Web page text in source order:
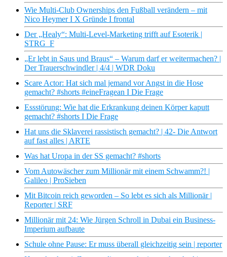
Wie Multi-Club Ownerships den Fußball verändern – mit
Nico Heymer I X Gründe I frontal
Der „Healy“: Multi-Level-Marketing trifft auf Esoterik |
STRG_F
„Er lebt in Saus und Braus“ – Warum darf er weitermachen? |
Der Trauerschwindler | 4/4 | WDR Doku
Scare Actor: Hat sich mal jemand vor Angst in die Hose
gemacht? #shorts #eineFragean I Die Frage
Essstörung: Wie hat die Erkrankung deinen Körper kaputt
gemacht? #shorts I Die Frage
Hat uns die Sklaverei rassistisch gemacht? | 42- Die Antwort
auf fast alles | ARTE
Was hat Uropa in der SS gemacht? #shorts
Vom Autowäscher zum Millionär mit einem Schwamm?! |
Galileo | ProSieben
Mit Bitcoin reich geworden – So lebt es sich als Millionär |
Reporter | SRF
Millionär mit 24: Wie Jürgen Schroll in Dubai ein Business-
Imperium aufbaute
Schule ohne Pause: Er muss überall gleichzeitig sein | reporter